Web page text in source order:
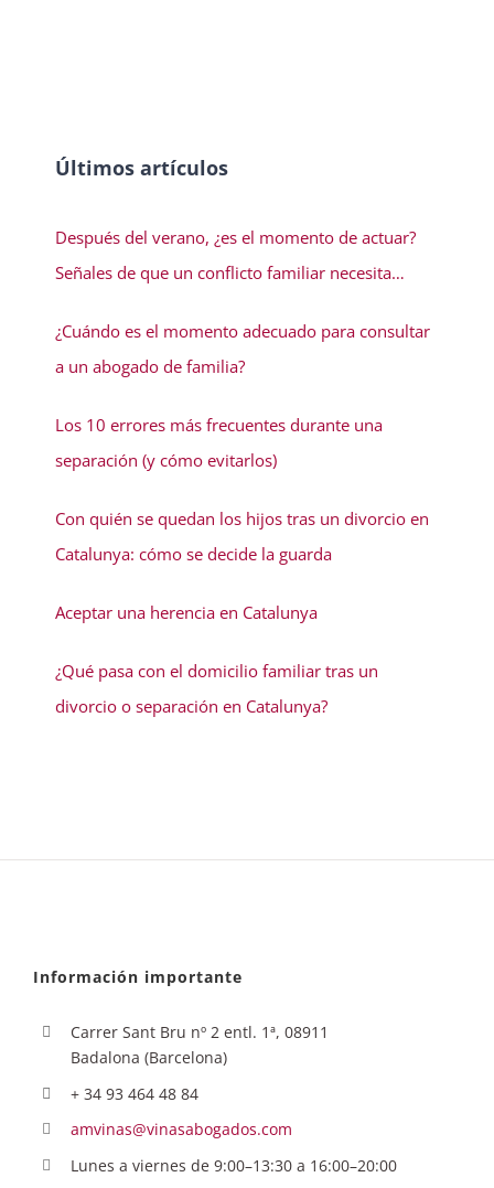
Últimos artículos
Después del verano, ¿es el momento de actuar?
Señales de que un conflicto familiar necesita
¿Cuándo es el momento adecuado para consultar
a un abogado de familia?
Los 10 errores más frecuentes durante una
separación (y cómo evitarlos)
Con quién se quedan los hijos tras un divorcio en
Catalunya: cómo se decide la guarda
Aceptar una herencia en Catalunya
¿Qué pasa con el domicilio familiar tras un
divorcio o separación en Catalunya?
Información importante
Carrer Sant Bru nº 2 entl. 1ª, 08911
Badalona (Barcelona)
+ 34 93 464 48 84
amvinas@vinasabogados.com
Lunes a viernes de 9:00–13:30 a 16:00–20:00